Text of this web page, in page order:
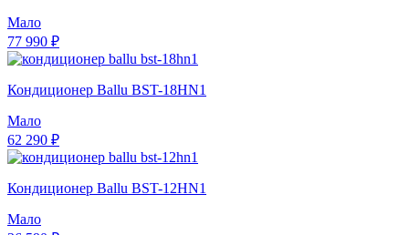
Мало
77 990 ₽
Кондиционер Ballu BST-18HN1
Мало
62 290 ₽
Кондиционер Ballu BST-12HN1
Мало